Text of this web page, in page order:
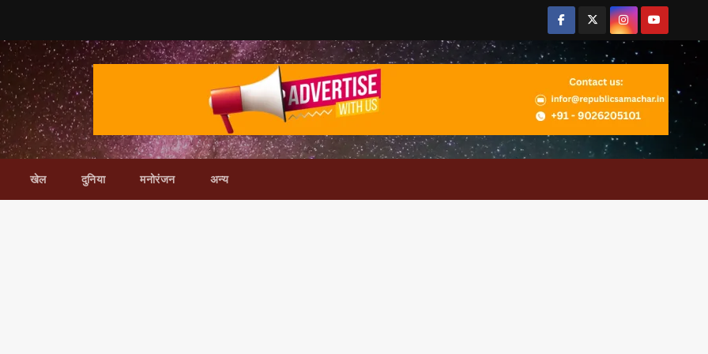
खेल दुनिया मनोरंजन अन्य